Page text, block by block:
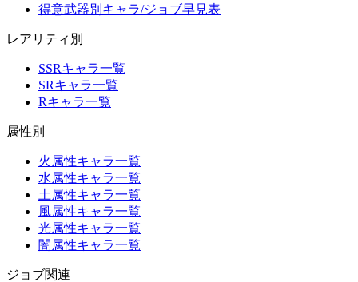
得意武器別キャラ/ジョブ早見表
レアリティ別
SSRキャラ一覧
SRキャラ一覧
Rキャラ一覧
属性別
火属性キャラ一覧
水属性キャラ一覧
土属性キャラ一覧
風属性キャラ一覧
光属性キャラ一覧
闇属性キャラ一覧
ジョブ関連